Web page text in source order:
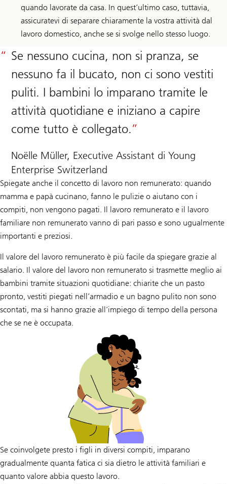
quando lavorate da casa. In quest’ultimo caso, tuttavia,
assicuratevi di separare chiaramente la vostra attività dal
lavoro domestico, anche se si svolge nello stesso luogo.
Se nessuno cucina, non si pranza, se
nessuno fa il bucato, non ci sono vestiti
puliti. I bambini lo imparano tramite le
attività quotidiane e iniziano a capire
come tutto è collegato.
Noëlle Müller, Executive Assistant di Young
Enterprise Switzerland
Spiegate anche il concetto di lavoro non remunerato: quando
mamma e papà cucinano, fanno le pulizie o aiutano con i
compiti, non vengono pagati. Il lavoro remunerato e il lavoro
familiare non remunerato vanno di pari passo e sono ugualmente
importanti e preziosi.
Il valore del lavoro remunerato è più facile da spiegare grazie al
salario. Il valore del lavoro non remunerato si trasmette meglio ai
bambini tramite situazioni quotidiane: chiarite che un pasto
pronto, vestiti piegati nell’armadio e un bagno pulito non sono
scontati, ma si hanno grazie all’impiego di tempo della persona
che se ne è occupata.
Se coinvolgete presto i figli in diversi compiti, imparano
gradualmente quanta fatica ci sia dietro le attività familiari e
quanto valore abbia questo lavoro.